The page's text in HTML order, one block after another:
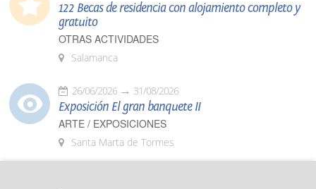
122 Becas de residencia con alojamiento completo y
gratuito
OTRAS ACTIVIDADES
Salamanca
26/06/2026 31/08/2026
Exposición El gran banquete II
ARTE / EXPOSICIONES
Santa Marta de Tormes